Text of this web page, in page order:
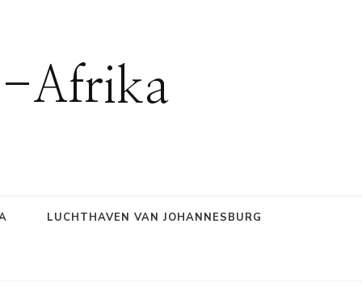
Afrika
LUCHTHAVEN VAN JOHANNESBURG